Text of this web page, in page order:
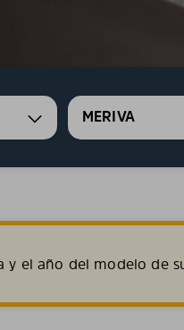
MERIVA
y el año del modelo de